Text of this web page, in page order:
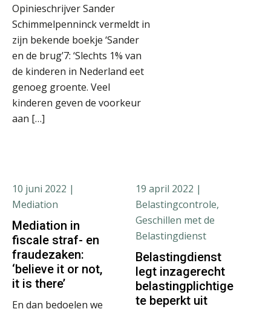
Opinieschrijver Sander
Schimmelpenninck vermeldt in
zijn bekende boekje ‘Sander
en de brug’7: ‘Slechts 1% van
de kinderen in Nederland eet
genoeg groente. Veel
kinderen geven de voorkeur
aan […]
10 juni 2022 |
Mediation
Mediation in
fiscale straf- en
fraudezaken:
‘believe it or not,
it is there’
En dan bedoelen we
19 april 2022 |
Belastingcontrole,
Geschillen met de
Belastingdienst
Belastingdienst
legt inzagerecht
belastingplichtige
te beperkt uit